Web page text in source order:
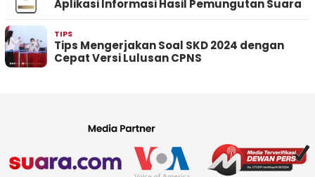
Aplikasi Informasi Hasil Pemungutan Suara
TIPS
Tips Mengerjakan Soal SKD 2024 dengan
Cepat Versi Lulusan CPNS